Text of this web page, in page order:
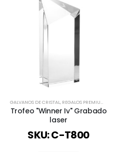
GALVANOS DE CRISTAL, REGALOS PREMIUM
Trofeo "Winner Iv" Grabado
laser
SKU: C-T800